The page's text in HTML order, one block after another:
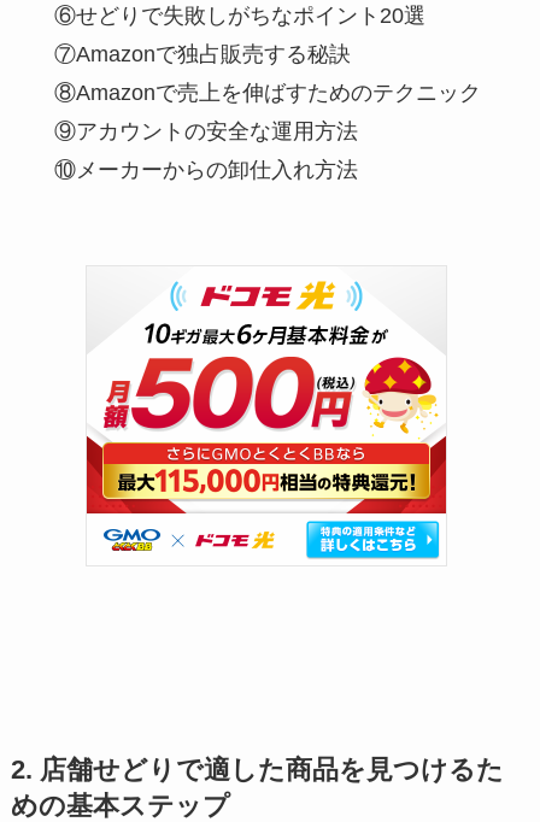
⑥せどりで失敗しがちなポイント20選
⑦Amazonで独占販売する秘訣
⑧Amazonで売上を伸ばすためのテクニック
⑨アカウントの安全な運用方法
⑩メーカーからの卸仕入れ方法
2. 店舗せどりで適した商品を見つけるた
めの基本ステップ